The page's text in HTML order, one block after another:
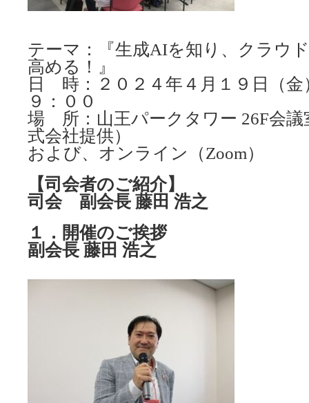
テーマ：『生成AIを知り、クラウ
高める！』
日 時：２０２４年４月１９日（金
９：００
場 所：山王パークタワー 26F会議
式会社提供）
および、オンライン（Zoom）
【司会者のご紹介】
司会 副会長 藤田 浩之
１．開催のご挨拶
副会長 藤田 浩之